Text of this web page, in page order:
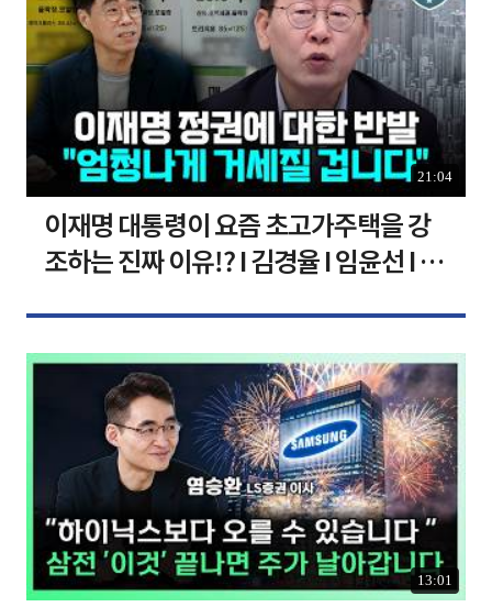
21:04
이재명 대통령이 요즘 초고가주택을 강
조하는 진짜 이유!? I 김경율 I 임윤선 I 정
13:01